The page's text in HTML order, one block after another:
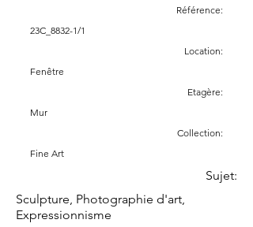
Référence:
23C_8832-1/1
Location:
Fenêtre
Etagère:
Mur
Collection:
Fine Art
Sujet:
Sculpture, Photographie d'art,
Expressionnisme